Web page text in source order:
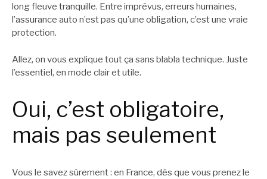
long fleuve tranquille. Entre imprévus, erreurs humaines,
l’assurance auto n’est pas qu’une obligation, c’est une vraie
protection.
Allez, on vous explique tout ça sans blabla technique. Juste
l’essentiel, en mode clair et utile.
Oui, c’est obligatoire,
mais pas seulement
Vous le savez sûrement : en France, dès que vous prenez le